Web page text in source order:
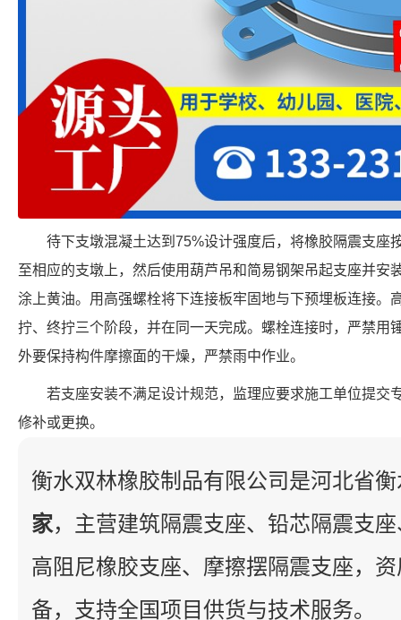
待下支墩混凝土达到75%设计强度后，将橡胶隔震支座
至相应的支墩上，然后使用葫芦吊和简易钢架吊起支座并安
涂上黄油。用高强螺栓将下连接板牢固地与下预埋板连接。
拧、终拧三个阶段，并在同一天完成。螺栓连接时，严禁用
外要保持构件摩擦面的干燥，严禁雨中作业。
若支座安装不满足设计规范，监理应要求施工单位提交
修补或更换。
衡水双林橡胶制品有限公司是河北省
家，主营建筑隔震支座、铅芯隔震支
高阻尼橡胶支座、摩擦摆隔震支座，
备，支持全国项目供货与技术服务。